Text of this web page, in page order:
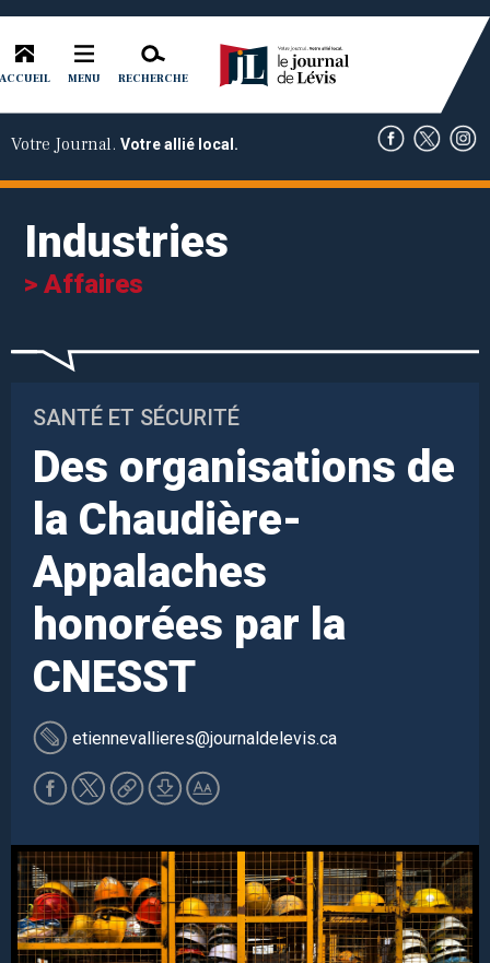
ACCUEIL MENU RECHERCHE
Votre Journal. Votre allié local.
Industries
> Affaires
SANTÉ ET SÉCURITÉ
Des organisations de
la Chaudière-
Appalaches
honorées par la
CNESST
etiennevallieres@journaldelevis.ca